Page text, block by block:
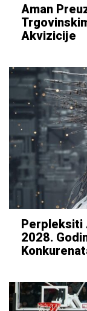
Aman
Akvizicije
Perpleksiti
2028.